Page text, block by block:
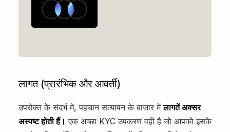
लागत (प्रारंभिक और आवर्ती)
उपरोक्त के संदर्भ में, पहचान सत्यापन के बाजार मेंलागतें अक्सर
अस्पष्ट होती हैं। एक अच्छा KYC उपकरण वही है जो आपको इसके